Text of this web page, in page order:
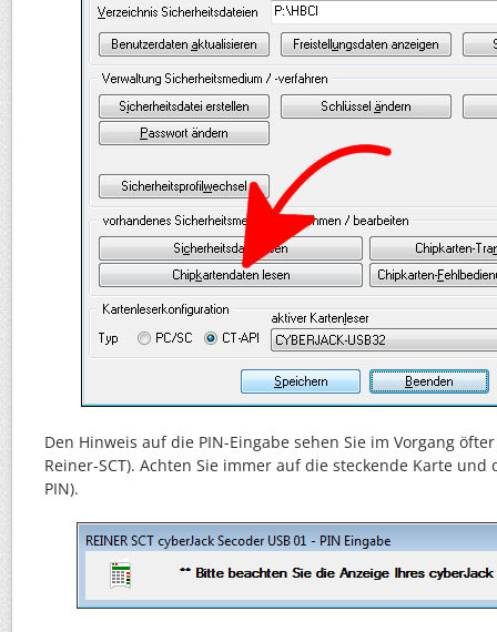
Den Hinweis auf die PIN-Eingabe sehen Sie im Vorgang
Reiner-SCT). Achten Sie immer auf die steckende Karte und
PIN).